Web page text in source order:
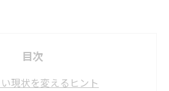
目次
現状を変えるヒント